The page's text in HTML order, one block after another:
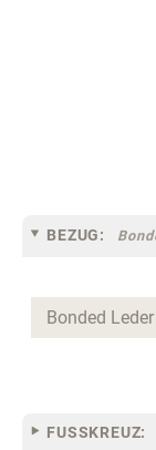
BEZUG:
FUSSKREUZ: